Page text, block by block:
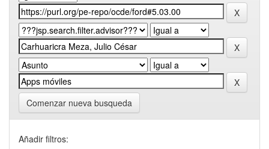
Comenzar nueva busqueda
Añadir filtros: